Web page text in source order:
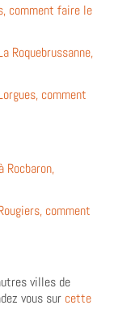
comment faire le
Roquebrussanne,
comment
comment
villes de
vous sur cette